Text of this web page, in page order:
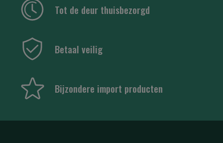
Tot de deur thuisbezorgd
Betaal veilig
Bijzondere import producten